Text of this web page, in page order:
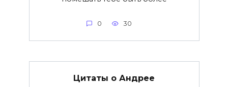
0 30
Цитаты о Андрее